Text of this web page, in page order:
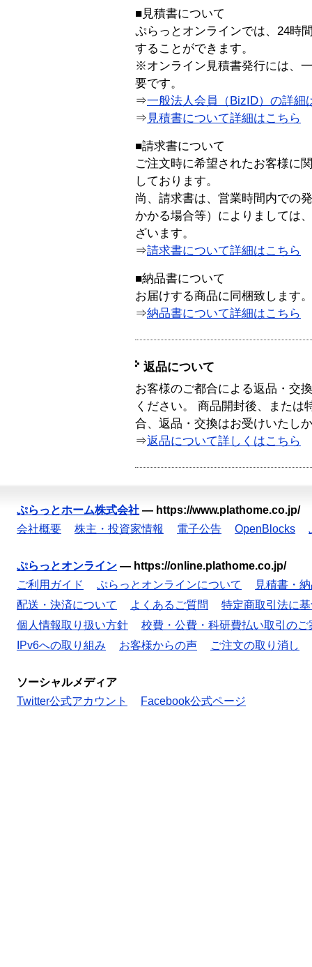
■見積書について
ぷらっとオンラインでは、24時
することができます。
※オンライン見積書発行には、
要です。
⇒一般法人会員（BizID）の詳細
⇒ 見積書について詳細はこちら
■請求書について
ご注文時に希望されたお客様に
しております。
尚、請求書は、営業時間内での
かかる場合等）によりましては
ざいます。
⇒請求書について詳細はこちら
■納品書について
お届けする商品に同梱致します。
⇒納品書について詳細はこちら
返品について
お客様のご都合による返品・交
ください。 商品開封後、または
合、返品・交換はお受けいたし
⇒返品について詳しくはこちら
ぷらっとホーム株式会社 — https://www.plathome.co.jp/
会社概要
株主・投資家情報 電子公告 OpenBlocks
ぷらっとオンライン — https://online.plathome.co.jp/
ご利用ガイド
ぷらっとオンラインについて
見積書・
配送・決済について
よくあるご質問
特定商取引法に
個人情報取り扱い方針
校費・公費・科研費払い取引のご
IPv6への取り組み
お客様からの声 ご注文の取り消し
ソーシャルメディア
Twitter公式アカウント
Facebook公式ページ